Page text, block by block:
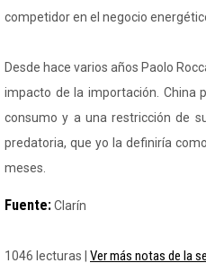
competidor en el negocio
Desde hace varios años Paolo
impacto de la importación. China
consumo y a una restricción de
predatoria, que yo la definiría
meses.
Fuente:Clarín
1046 lecturas | Ver más notas de la